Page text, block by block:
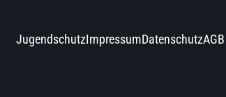
JugendschutzImpressumDatenschutzAGB